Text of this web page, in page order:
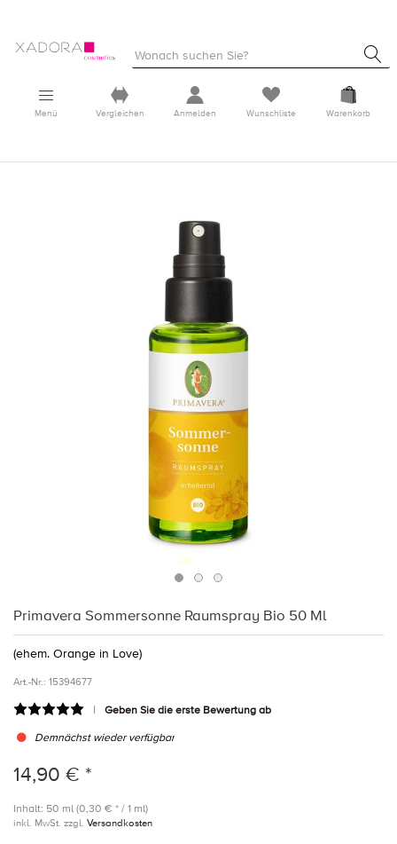
Menü Vergleichen Anmelden Wunschliste Warenkorb
Primavera Sommersonne Raumspray Bio 50 Ml
(ehem. Orange in Love)
Art.-Nr.: 15394677
Geben Sie die erste Bewertung ab
Demnächst wieder verfügbar
14,90 € *
Inhalt: 50 ml (0,30 € * / 1 ml)
inkl. MwSt. zzgl. Versandkosten